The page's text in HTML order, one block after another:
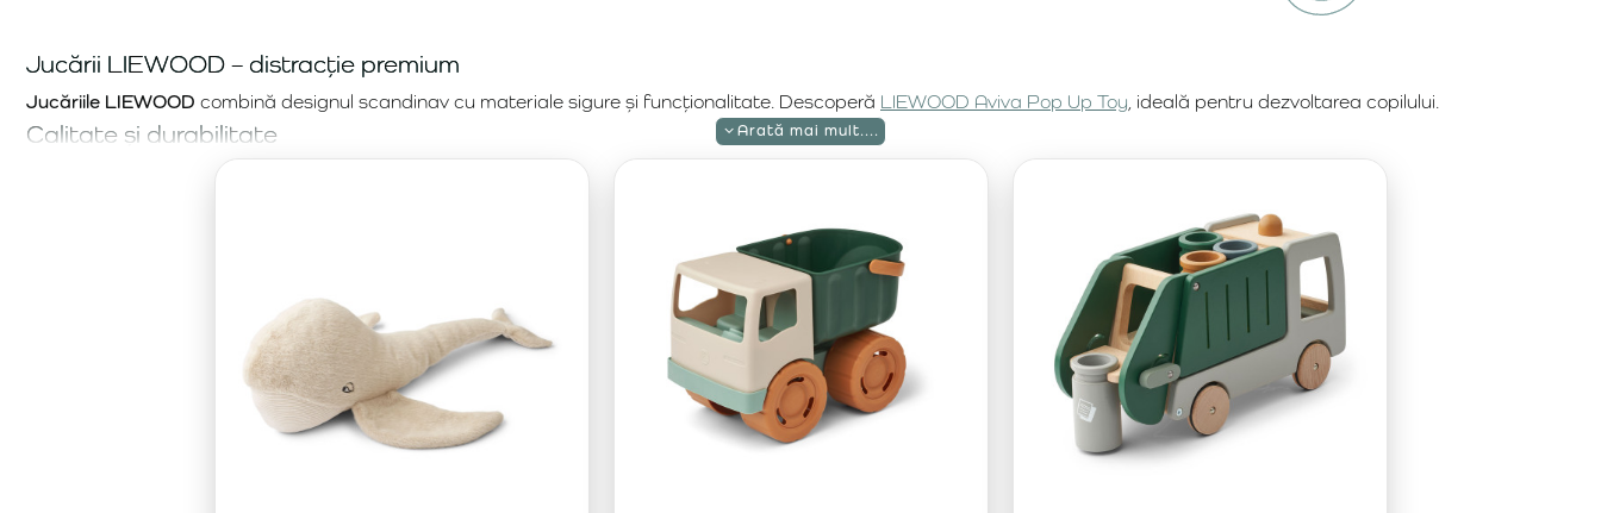
Jucării LIEWOOD – distracție premium
Jucăriile LIEWOOD combină designul scandinav cu materiale sigure și funcționalitate. Descoperă LIEWOOD Aviva Pop Up Toy, ideală pentru dezvoltarea copilului.
Calitate și durabilitate
oferă produse de înaltă calitate. Jucării precum LIEWOOD Beck Sand Truck LIEWOOD Noova Ring Toss Game sunt perfecte pentru joacă activă.
impresionează prin designul elegant. Jucăriile de pluș precumLIEWOOD Kelly Kangaroo Mommy and Me oferă confort și siguranță.